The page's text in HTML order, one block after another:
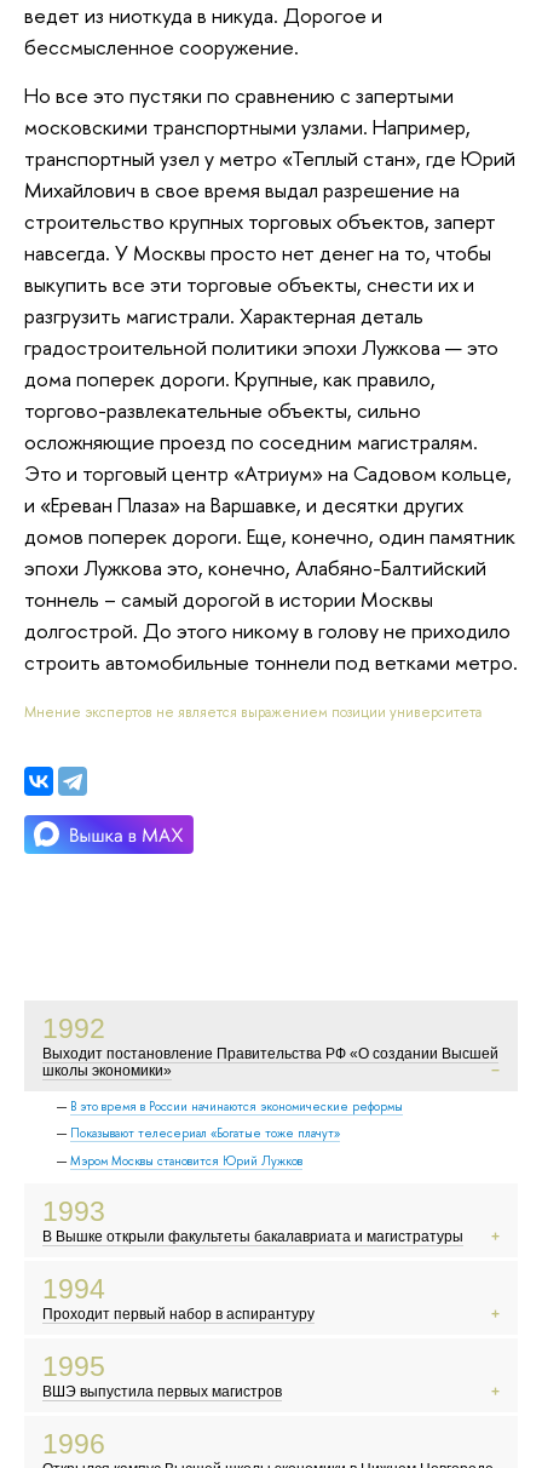
1992
Выходит постановление Правительства РФ «О создании Высшей
школы экономики»
В это время в России начинаются экономические реформы
Показывают телесериал «Богатые тоже плачут»
Мэром Москвы становится Юрий Лужков
1993
В Вышке открыли факультеты бакалавриата и магистратуры
Первые выборы в Госдуму
Новые русские, челноки и командировочные осваивают заграницу
1994
Проходит первый набор в аспирантуру
Начинается война в Чечне
Курт Кобейн кончает жизнь самоубийством
МММ и другие финансовые пирамиды
1995
ВШЭ выпустила первых магистров
В России делают по-настоящему интересные рекламные ролики
1996
ведет из ниоткуда в никуда. Дорогое и
бессмысленное сооружение.
Но все это пустяки по сравнению с запертыми
московскими транспортными узлами. Например,
транспортный узел у метро «Теплый стан», где Юрий
Михайлович в свое время выдал разрешение на
строительство крупных торговых объектов, заперт
навсегда. У Москвы просто нет денег на то, чтобы
выкупить все эти торговые объекты, снести их и
разгрузить магистрали. Характерная деталь
градостроительной политики эпохи Лужкова — это
дома поперек дороги. Крупные, как правило,
торгово-развлекательные объекты, сильно
осложняющие проезд по соседним магистралям.
Это и торговый центр «Атриум» на Садовом кольце,
и «Ереван Плаза» на Варшавке, и десятки других
домов поперек дороги. Еще, конечно, один памятник
эпохи Лужкова это, конечно, Алабяно-Балтийский
тоннель – самый дорогой в истории Москвы
долгострой. До этого никому в голову не приходило
строить автомобильные тоннели под ветками метро.
Мнение экспертов не является выражением позиции университета